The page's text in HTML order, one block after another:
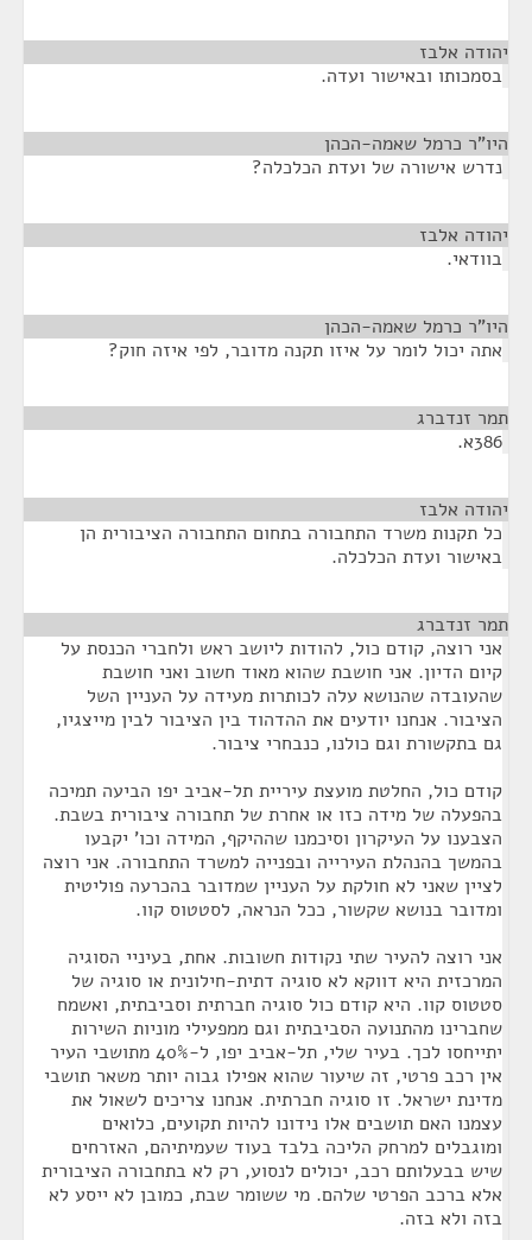
יהודה אלבז
בסמכותו ובאישור ועדה.
היו"ר כרמל שאמה-הכהן
נדרש אישורה של ועדת הכלכלה?
יהודה אלבז
בוודאי.
היו"ר כרמל שאמה-הכהן
אתה יכול לומר על איזו תקנה מדובר, לפי איזה חוק?
תמר זנדברג
386א.
יהודה אלבז
כל תקנות משרד התחבורה בתחום התחבורה הציבורית הן
באישור ועדת הכלכלה.
תמר זנדברג
אני רוצה, קודם כול, להודות ליושב ראש ולחברי הכנסת על
קיום הדיון. אני חושבת שהוא מאוד חשוב ואני חושבת
שהעובדה שהנושא עלה לכותרות מעידה על העניין השל
הציבור. אנחנו יודעים את ההדהוד בין הציבור לבין מייצגיו,
גם בתקשורת וגם כולנו, כנבחרי ציבור.
קודם כול, החלטת מועצת עיריית תל-אביב יפו הביעה תמיכה
בהפעלה של מידה כזו או אחרת של תחבורה ציבורית בשבת.
הצבענו על העיקרון וסיכמנו שההיקף, המידה וכו' יקבעו
בהמשך בהנהלת העירייה ובפנייה למשרד התחבורה. אני רוצה
לציין שאני לא חולקת על העניין שמדובר בהכרעה פוליטית
ומדובר בנושא שקשור, ככל הנראה, לסטטוס קוו.
אני רוצה להעיר שתי נקודות חשובות. אחת, בעיניי הסוגיה
המרכזית היא דווקא לא סוגיה דתית-חילונית או סוגיה של
סטטוס קוו. היא קודם כול סוגיה חברתית וסביבתית, ואשמח
שחברינו מהתנועה הסביבתית וגם ממפעילי מוניות השירות
יתייחסו לכך. בעיר שלי, תל-אביב יפו, ל-40% מתושבי העיר
אין רכב פרטי, זה שיעור שהוא אפילו גבוה יותר משאר תושבי
מדינת ישראל. זו סוגיה חברתית. אנחנו צריכים לשאול את
עצמנו האם תושבים אלו נידונו להיות תקועים, כלואים
ומוגבלים למרחק הליכה בלבד בעוד שעמיתיהם, האזרחים
שיש בבעלותם רכב, יכולים לנסוע, רק לא בתחבורה הציבורית
אלא ברכב הפרטי שלהם. מי ששומר שבת, כמובן לא ייסע לא
בזה ולא בזה.